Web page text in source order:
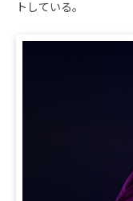
トしている。